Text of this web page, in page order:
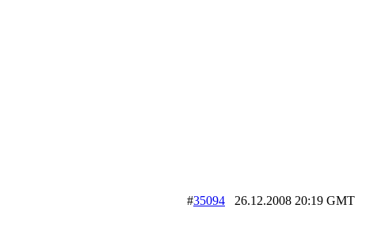
#35094 26.12.2008 20:19 GMT